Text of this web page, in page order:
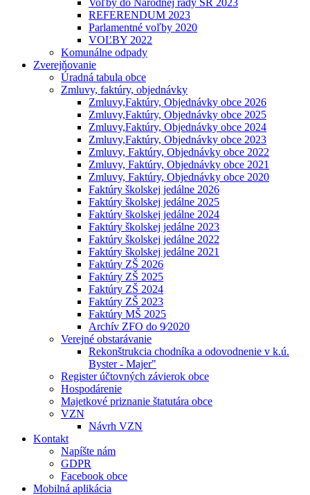
Voľby do Národnej rady SR 2023
REFERENDUM 2023
Parlamentné voľby 2020
VOĽBY 2022
Komunálne odpady
Zverejňovanie
Úradná tabula obce
Zmluvy, faktúry, objednávky
Zmluvy,Faktúry, Objednávky obce 2026
Zmluvy,Faktúry, Objednávky obce 2025
Zmluvy,Faktúry, Objednávky obce 2024
Zmluvy,Faktúry, Objednávky obce 2023
Zmluvy, Faktúry, Objednávky obce 2022
Zmluvy, Faktúry, Objednávky obce 2021
Zmluvy, Faktúry, Objednávky obce 2020
Faktúry školskej jedálne 2026
Faktúry školskej jedálne 2025
Faktúry školskej jedálne 2024
Faktúry školskej jedálne 2023
Faktúry školskej jedálne 2022
Faktúry školskej jedálne 2021
Faktúry ZŠ 2026
Faktúry ZŠ 2025
Faktúry ZŠ 2024
Faktúry ZŠ 2023
Faktúry MŠ 2025
Archív ZFO do 9⁄2020
Verejné obstarávanie
Rekonštrukcia chodníka a odovodnenie v k.ú.
Byster - Majer"
Register účtovných závierok obce
Hospodárenie
Majetkové priznanie štatutára obce
VZN
Návrh VZN
Kontakt
Napíšte nám
GDPR
Facebook obce
Mobilná aplikácia